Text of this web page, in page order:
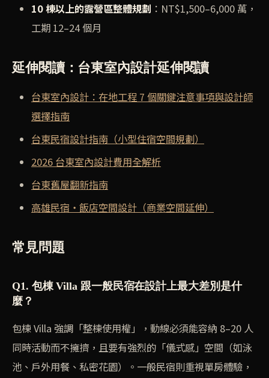
10 棟以上的露營區整體規劃 ：NT$1,500–6,000 萬，
工期 12–24 個月
延伸閱讀：台東室內設計延伸閱讀
台東室內設計：在地工程 7 個關鍵注意事項與設計師
選擇指南
台東民宿設計指南（小型住宿空間規劃）
2026 台東室內設計費用全解析
台東舊屋翻新指南
高雄民宿・飯店空間設計（商業空間延伸）
常見問題
Q1. 包棟 Villa 跟一般民宿在設計上最大差別是什
麼？
包棟 Villa 強調「整棟使用權」，動線必須能容納 8–20 人
同時活動而不擁擠，且要有強烈的「儀式感」空間（如泳
池、戶外用餐、私密花園）。一般民宿則重視單房體驗，